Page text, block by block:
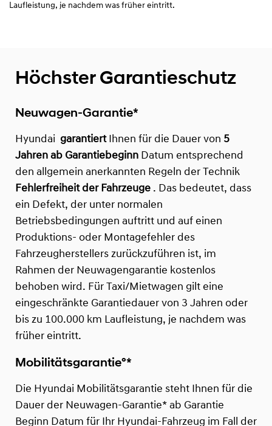
Laufleistung, je nachdem was früher eintritt.
Höchster Garantieschutz
Neuwagen-Garantie*
Hyundai garantiertIhnen für die Dauer von 5
Jahren ab Garantiebeginn Datum entsprechend
den allgemein anerkannten Regeln der Technik
Fehlerfreiheit der Fahrzeuge . Das bedeutet, dass
ein Defekt, der unter normalen
Betriebsbedingungen auftritt und auf einen
Produktions- oder Montagefehler des
Fahrzeugherstellers zurückzuführen ist, im
Rahmen der Neuwagengarantie kostenlos
behoben wird. Für Taxi/Mietwagen gilt eine
eingeschränkte Garantiedauer von 3 Jahren oder
bis zu 100.000 km Laufleistung, je nachdem was
früher eintritt.
Mobilitätsgarantie°*
Die Hyundai Mobilitätsgarantie steht Ihnen für die
Dauer der Neuwagen-Garantie* ab Garantie
Beginn Datum für Ihr Hyundai-Fahrzeug im Fall der